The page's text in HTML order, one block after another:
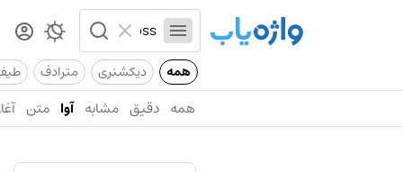
همه دیکشنری مترادف
همه دقیق مشابه آوا متن